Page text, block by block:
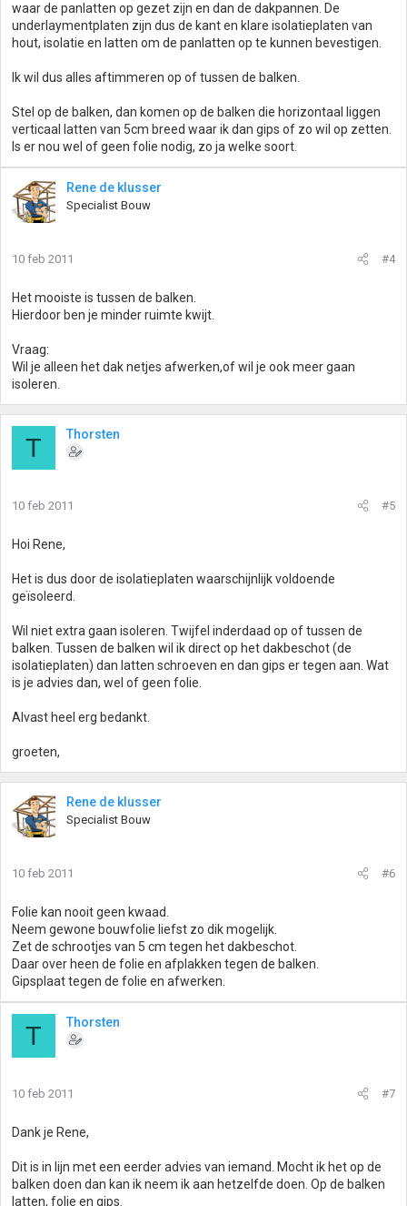
waar de panlatten op gezet zijn en dan de dakpannen. De
underlaymentplaten zijn dus de kant en klare isolatieplaten van
hout, isolatie en latten om de panlatten op te kunnen bevestigen.
Ik wil dus alles aftimmeren op of tussen de balken.
Stel op de balken, dan komen op de balken die horizontaal liggen
verticaal latten van 5cm breed waar ik dan gips of zo wil op zetten.
Is er nou wel of geen folie nodig, zo ja welke soort.
Rene de klusser
Specialist Bouw
10 feb 2011 #4
Het mooiste is tussen de balken.
Hierdoor ben je minder ruimte kwijt.
Vraag:
Wil je alleen het dak netjes afwerken,of wil je ook meer gaan
isoleren.
T Thorsten
10 feb 2011 #5
Hoi Rene,
Het is dus door de isolatieplaten waarschijnlijk voldoende
geïsoleerd.
Wil niet extra gaan isoleren. Twijfel inderdaad op of tussen de
balken. Tussen de balken wil ik direct op het dakbeschot (de
isolatieplaten) dan latten schroeven en dan gips er tegen aan. Wat
is je advies dan, wel of geen folie.
Alvast heel erg bedankt.
groeten,
Rene de klusser
Specialist Bouw
10 feb 2011 #6
Folie kan nooit geen kwaad.
Neem gewone bouwfolie liefst zo dik mogelijk.
Zet de schrootjes van 5 cm tegen het dakbeschot.
Daar over heen de folie en afplakken tegen de balken.
Gipsplaat tegen de folie en afwerken.
T Thorsten
10 feb 2011 #7
Dank je Rene,
Dit is in lijn met een eerder advies van iemand. Mocht ik het op de
balken doen dan kan ik neem ik aan hetzelfde doen. Op de balken
latten, folie en gips.